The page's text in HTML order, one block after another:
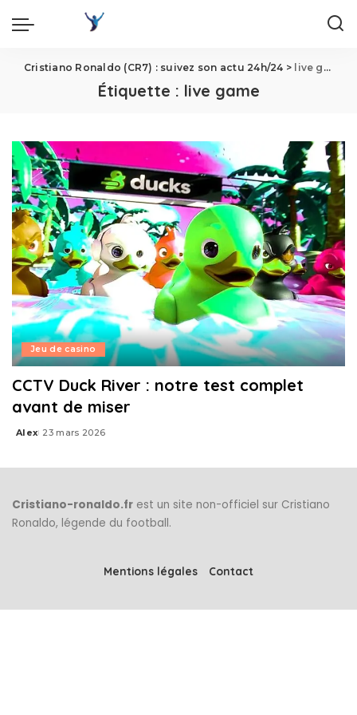
Cristiano Ronaldo (CR7) : suivez son actu 24h/24 > live game
Étiquette : live game
Jeu de casino
CCTV Duck River : notre test complet
avant de miser
Posted
Alex 23 mars 2026
Cristiano-ronaldo.fr est un site non-officiel sur Cristiano
Ronaldo, légende du football.
Mentions légales Contact